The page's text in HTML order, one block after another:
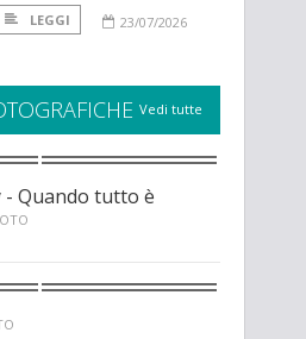
LEGGI 23/07/2026
Vedi tutte
Quando tutto è